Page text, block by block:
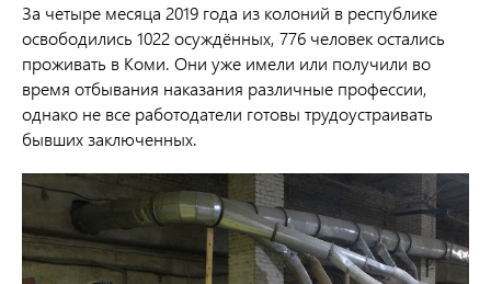
За четыре месяца 2019 года из колоний в республике
освободились 1022 осуждённых, 776 человек остались
проживать в Коми. Они уже имели или получили во
время отбывания наказания различные профессии,
однако не все работодатели готовы трудоустраивать
бывших заключенных.